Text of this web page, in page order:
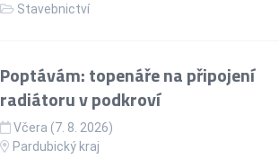
Stavebnictví
Poptávám: topenáře na připojení
radiátoru v podkroví
Včera (7. 8. 2026)
Pardubický kraj